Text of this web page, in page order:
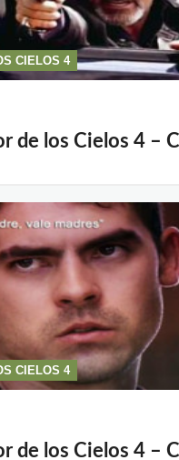
CIELOS 4
de los Cielos 4 –
CIELOS 4
de los Cielos 4 –